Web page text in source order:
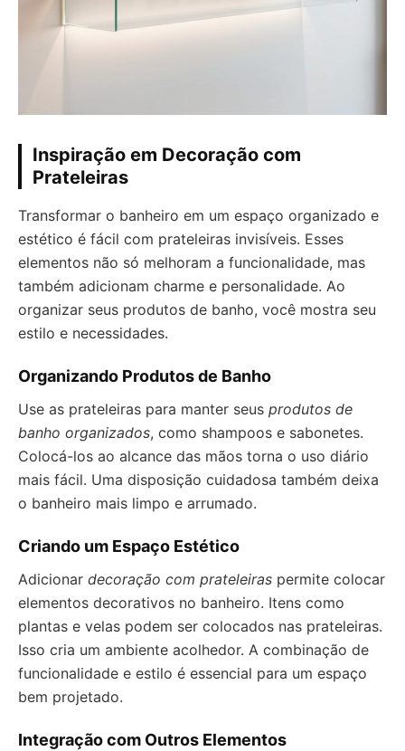
Inspiração em Decoração com
Prateleiras
Transformar o banheiro em um espaço organizado e
estético é fácil com prateleiras invisíveis. Esses
elementos não só melhoram a funcionalidade, mas
também adicionam charme e personalidade. Ao
organizar seus produtos de banho, você mostra seu
estilo e necessidades.
Organizando Produtos de Banho
Use as prateleiras para manter seus produtos de
banho organizados, como shampoos e sabonetes.
Colocá-los ao alcance das mãos torna o uso diário
mais fácil. Uma disposição cuidadosa também deixa
o banheiro mais limpo e arrumado.
Criando um Espaço Estético
Adicionar decoração com prateleiras permite colocar
elementos decorativos no banheiro. Itens como
plantas e velas podem ser colocados nas prateleiras.
Isso cria um ambiente acolhedor. A combinação de
funcionalidade e estilo é essencial para um espaço
bem projetado.
Integração com Outros Elementos